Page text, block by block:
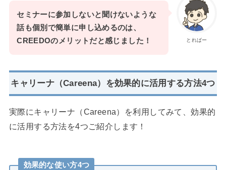
とればー
セミナーに参加しないと聞けないような
話も個別で簡単に申し込めるのは、
CREEDOのメリットだと感じました！
キャリーナ（Careena）を効果的に活用する方法4つ
実際にキャリーナ（Careena）を利用してみて、効果的
に活用する方法を4つご紹介します！
効果的な使い方4つ